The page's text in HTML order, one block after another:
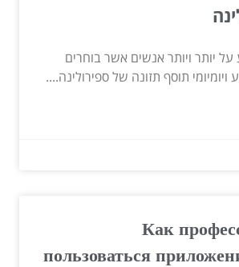
על יותר ויותר אנשים אשר בוחרים
ויומיומי תוסף תזונה של ספירולינה....
Как
пользоваться